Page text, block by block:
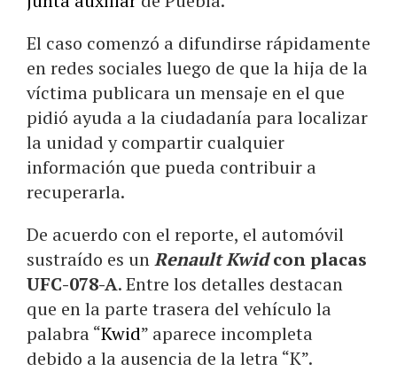
El caso comenzó a difundirse rápidamente
en redes sociales luego de que la hija de la
víctima publicara un mensaje en el que
pidió ayuda a la ciudadanía para localizar
la unidad y compartir cualquier
información que pueda contribuir a
recuperarla.
De acuerdo con el reporte, el automóvil
sustraído es unRenault Kwid con placas
UFC-078-A. Entre los detalles destacan
que en la parte trasera del vehículo la
palabra “Kwid” aparece incompleta
debido a la ausencia de la letra “K”.